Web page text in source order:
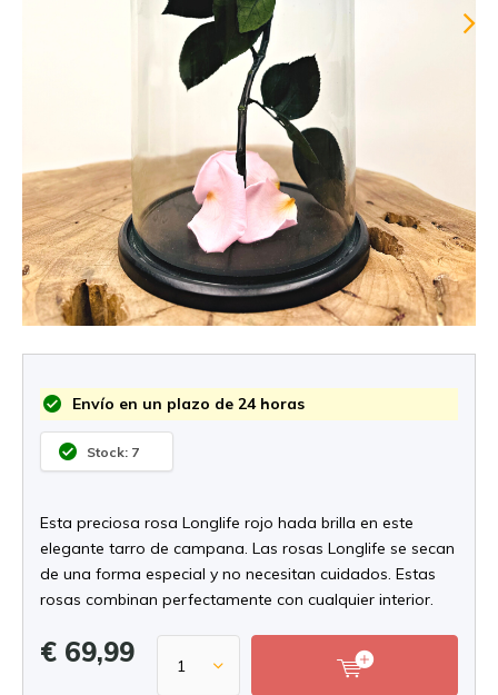
Envío en un plazo de 24 horas
Stock: 7
Esta preciosa rosa Longlife rojo hada brilla en este
elegante tarro de campana. Las rosas Longlife se secan
de una forma especial y no necesitan cuidados. Estas
rosas combinan perfectamente con cualquier interior.
€ 69,99